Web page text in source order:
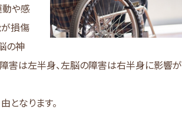
動や感
が損傷
の神
害は左半身、左脳の障害は右半身に影響が
となります。